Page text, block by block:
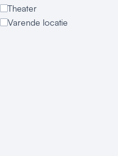
Theater
Varende locatie